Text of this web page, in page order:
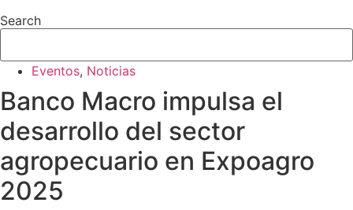
Search
Eventos, Noticias
Banco Macro impulsa el
desarrollo del sector
agropecuario en Expoagro
2025